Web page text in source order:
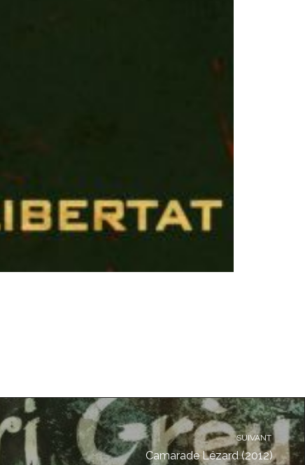
SUIVANT
Camarade Lézard (2012)